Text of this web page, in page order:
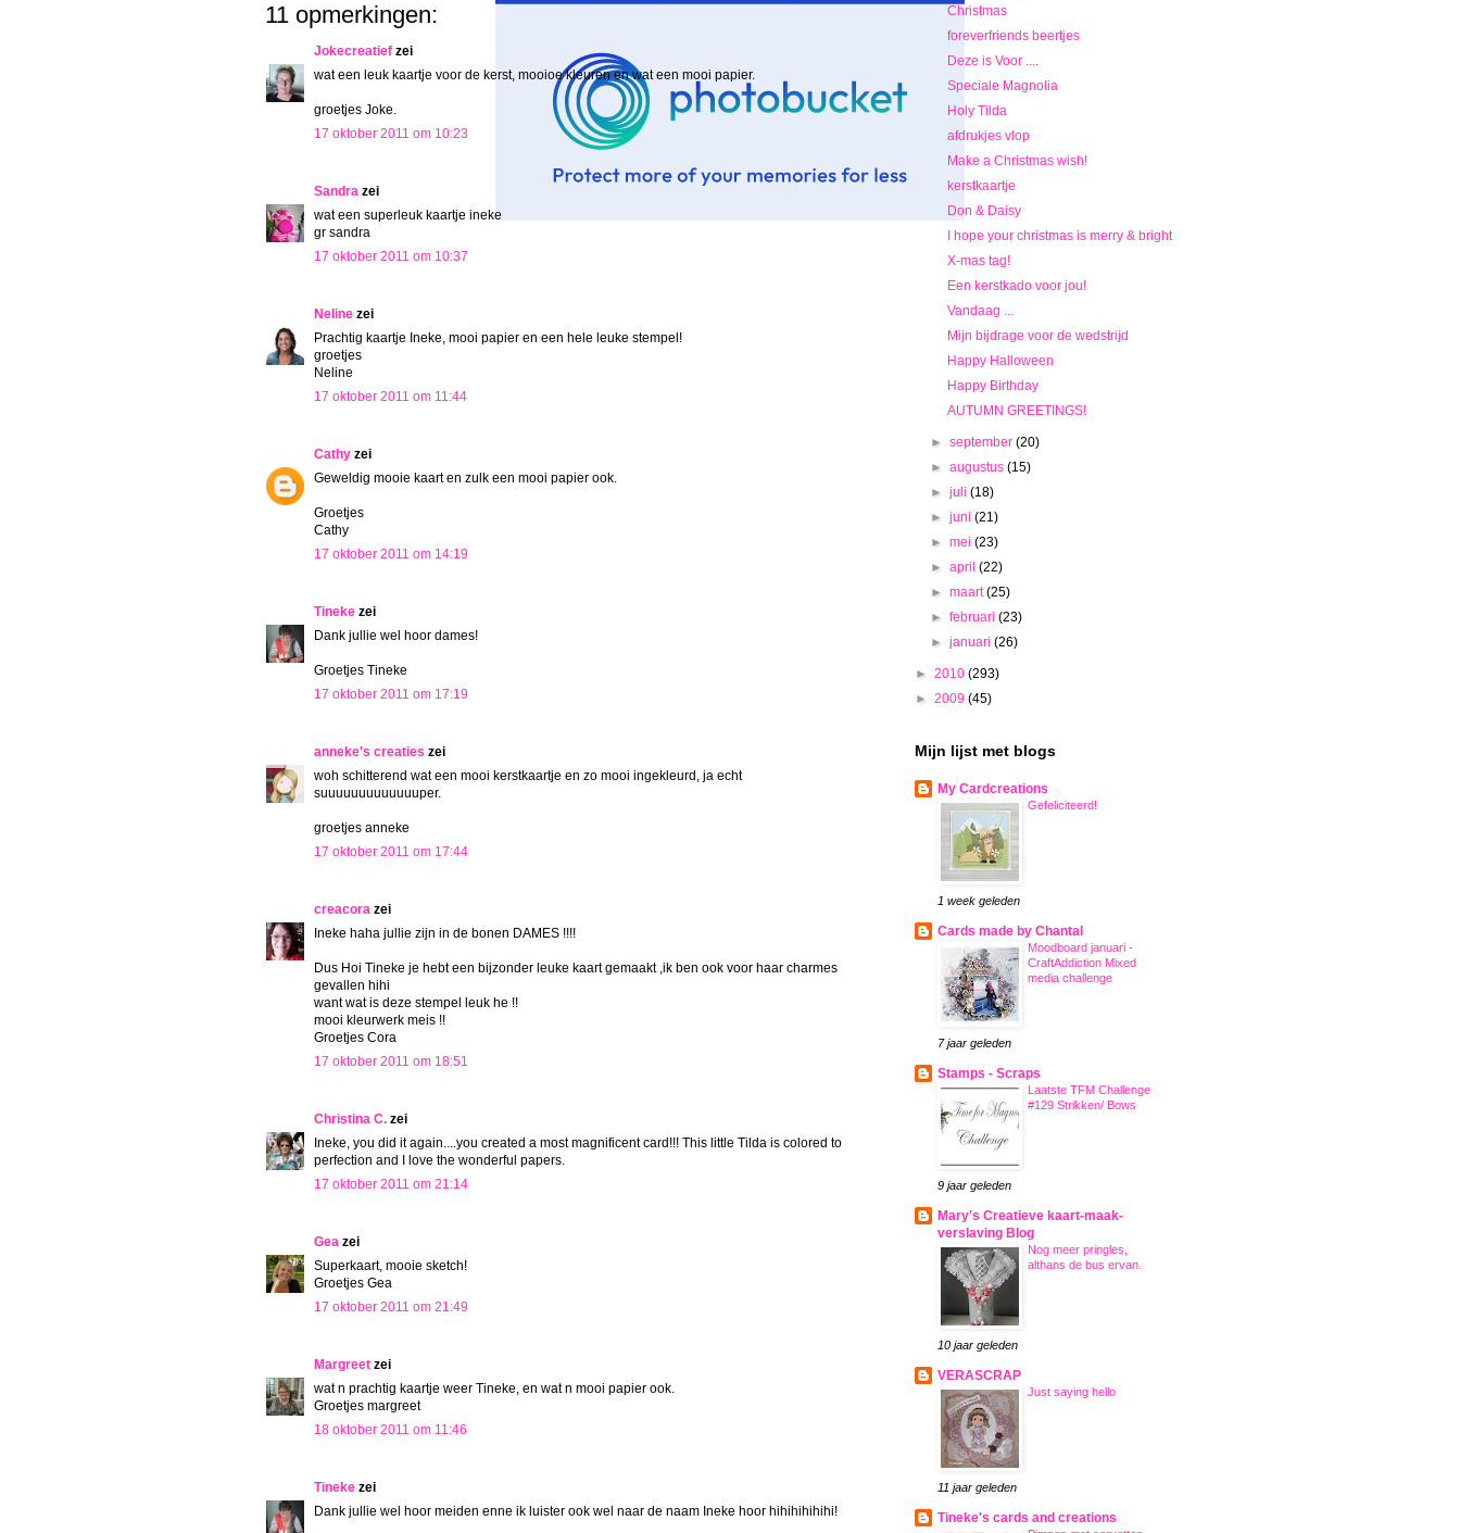
11 opmerkingen:
Jokecreatief zei
wat een leuk kaartje voor de kerst, mooioe kleuren en wat een mooi papier.
groetjes Joke.
17 oktober 2011 om 10:23
Sandra zei
wat een superleuk kaartje ineke
gr sandra
17 oktober 2011 om 10:37
Neline zei
Prachtig kaartje Ineke, mooi papier en een hele leuke stempel!
groetjes
Neline
17 oktober 2011 om 11:44
Cathy zei
Geweldig mooie kaart en zulk een mooi papier ook.
Groetjes
Cathy
17 oktober 2011 om 14:19
Tineke zei
Dank jullie wel hoor dames!
Groetjes Tineke
17 oktober 2011 om 17:19
anneke's creaties zei
woh schitterend wat een mooi kerstkaartje en zo mooi ingekleurd, ja echt
suuuuuuuuuuuuuper.
groetjes anneke
17 oktober 2011 om 17:44
creacora zei
Ineke haha jullie zijn in de bonen DAMES !!!!
Dus Hoi Tineke je hebt een bijzonder leuke kaart gemaakt ,ik ben ook voor haar charmes
gevallen hihi
want wat is deze stempel leuk he !!
mooi kleurwerk meis !!
Groetjes Cora
17 oktober 2011 om 18:51
Christina C. zei
Ineke, you did it again....you created a most magnificent card!!! This little Tilda is colored to
perfection and I love the wonderful papers.
17 oktober 2011 om 21:14
Gea zei
Superkaart, mooie sketch!
Groetjes Gea
17 oktober 2011 om 21:49
Margreet zei
wat n prachtig kaartje weer Tineke, en wat n mooi papier ook.
Groetjes margreet
18 oktober 2011 om 11:46
Tineke zei
Dank jullie wel hoor meiden enne ik luister ook wel naar de naam Ineke hoor hihihihihihi!
Christmas
foreverfriends beertjes
Deze is Voor ....
Speciale Magnolia
Holy Tilda
afdrukjes vlop
Make a Christmas wish!
kerstkaartje
Don & Daisy
I hope your christmas is merry & bright
X-mas tag!
Een kerstkado voor jou!
Vandaag ...
Mijn bijdrage voor de wedstrijd
Happy Halloween
Happy Birthday
AUTUMN GREETINGS!
►september(20)
►augustus(15)
►juli(18)
►juni(21)
►mei(23)
►april(22)
►maart(25)
►februari(23)
►januari(26)
► 2010 (293)
► 2009 (45)
Mijn lijst met blogs
My Cardcreations
Gefeliciteerd!
1 week geleden
Cards made by Chantal
Moodboard januari -
CraftAddiction Mixed
media challenge
7 jaar geleden
Stamps - Scraps
Laatste TFM Challenge
#129 Strikken/ Bows
9 jaar geleden
Mary's Creatieve kaart-maak-
verslaving Blog
Nog meer pringles,
althans de bus ervan.
10 jaar geleden
VERASCRAP
Just saying hello
11 jaar geleden
Tineke's cards and creations